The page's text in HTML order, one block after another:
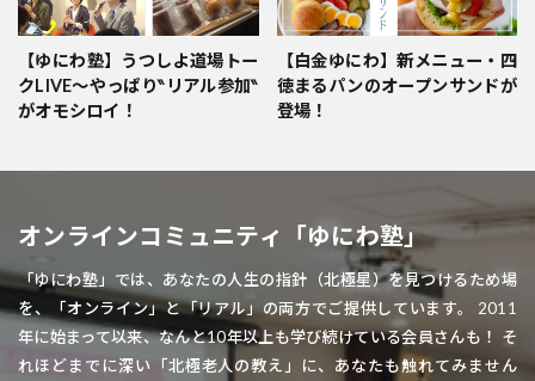
【ゆにわ塾】うつしよ道場トー
クLIVE～やっぱり‶リアル参加‶
がオモシロイ！
【白金ゆにわ】新メニュー・四
徳まるパンのオープンサンドが
登場！
オンラインコミュニティ「ゆにわ塾」
「ゆにわ塾」では、あなたの人生の指針（北極星）を見つけるため場
を、「オンライン」と「リアル」の両方でご提供しています。 2011
年に始まって以来、なんと10年以上も学び続けている会員さんも！ そ
れほどまでに深い「北極老人の教え」に、あなたも触れてみません